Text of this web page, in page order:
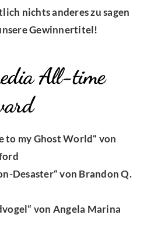
nichts anderes zu sagen
Gewinnertitel!
All-time
to my Ghost World“ von
Desaster“ von Brandon Q.
von Angela Marina